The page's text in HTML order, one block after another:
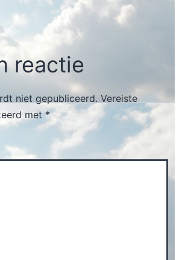
reactie
niet gepubliceerd. Vereiste
met*